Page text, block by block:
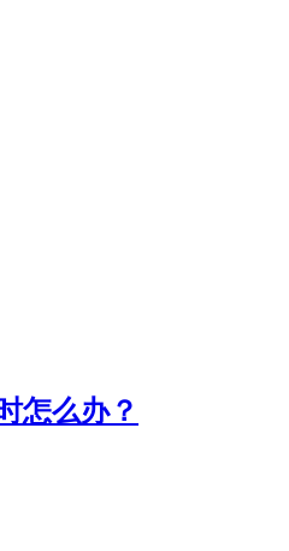
怎么办？